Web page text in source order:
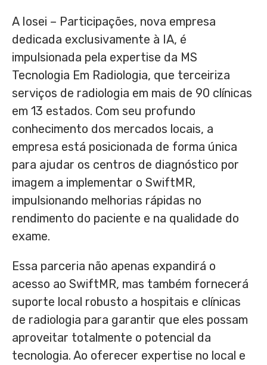
A Iosei – Participações, nova empresa
dedicada exclusivamente à IA, é
impulsionada pela expertise da MS
Tecnologia Em Radiologia, que terceiriza
serviços de radiologia em mais de 90 clínicas
em 13 estados. Com seu profundo
conhecimento dos mercados locais, a
empresa está posicionada de forma única
para ajudar os centros de diagnóstico por
imagem a implementar o SwiftMR,
impulsionando melhorias rápidas no
rendimento do paciente e na qualidade do
exame.
Essa parceria não apenas expandirá o
acesso ao SwiftMR, mas também fornecerá
suporte local robusto a hospitais e clínicas
de radiologia para garantir que eles possam
aproveitar totalmente o potencial da
tecnologia. Ao oferecer expertise no local e